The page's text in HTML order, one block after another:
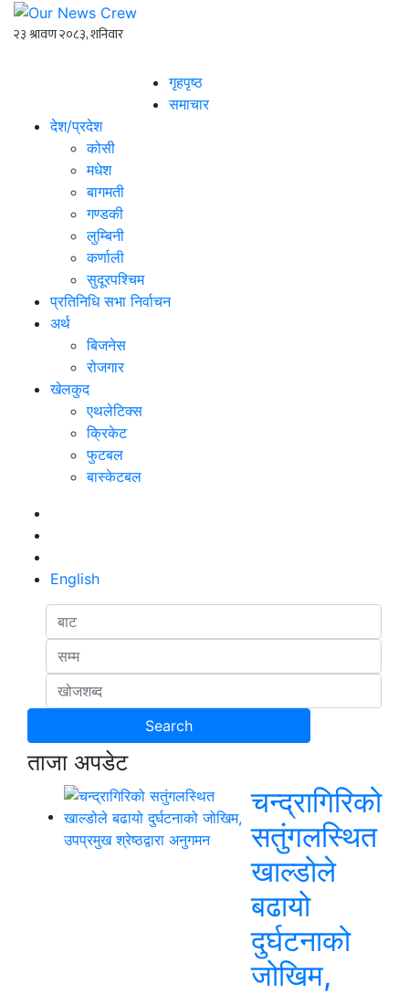
गृहपृष्ठ
समाचार
देश/प्रदेश
कोसी
मधेश
बागमती
गण्डकी
लुम्बिनी
कर्णाली
सुदूरपश्चिम
प्रतिनिधि सभा निर्वाचन
अर्थ
बिजनेस
रोजगार
खेलकुद
एथलेटिक्स
क्रिकेट
फुटबल
बास्केटबल
English
ताजा अपडेट
चन्द्रागिरिको
सतुंगलस्थित
खाल्डोले
बढायो
दुर्घटनाको
जोखिम,